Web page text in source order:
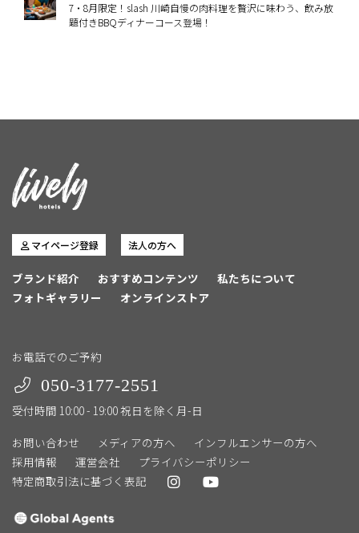
7・8月限定！slash 川崎自慢の肉料理を贅沢に味わう、飲み放
題付きBBQディナーコース登場！
マイページ登録 法人の方へ
ブランド紹介 おすすめコンテンツ
私たちについて
フォトギャラリー
オンラインストア
お電話でのご予約
050-3177-2551
受付時間 10:00 - 19:00 祝日を除く月-日
お問い合わせ
メディアの方へ
インフルエンサーの方へ
採用情報
運営会社
プライバシーポリシー
特定商取引法に基づく表記